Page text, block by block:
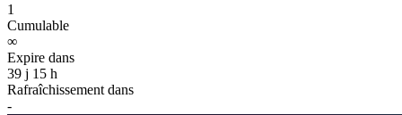
1
Cumulable
∞
Expire dans
39 j 15 h
Rafraîchissement dans
-